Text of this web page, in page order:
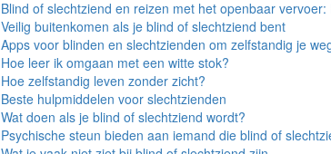
Blind of slechtziend en reizen met het openbaar
Veilig buitenkomen als je blind of slechtziend bent
Apps voor blinden en slechtzienden om zelfstandig je
Hoe leer ik omgaan met een witte stok?
Hoe zelfstandig leven zonder zicht?
Beste hulpmiddelen voor slechtzienden
Wat doen als je blind of slechtziend wordt?
Psychische steun bieden aan iemand die blind of